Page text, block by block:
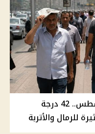
درجات الحرارة اليوم الأحد 9 أغسطس.. 42 درجة
للرمال والأتربة